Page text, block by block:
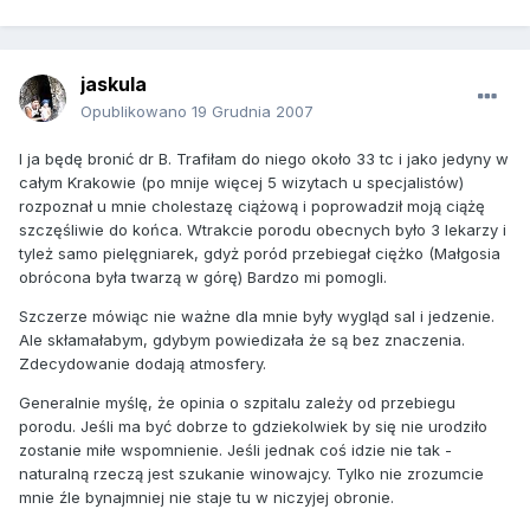
jaskula
Opublikowano 19 Grudnia 2007
I ja będę bronić dr B. Trafiłam do niego około 33 tc i jako jedyny w
całym Krakowie (po mnije więcej 5 wizytach u specjalistów)
rozpoznał u mnie cholestazę ciążową i poprowadził moją ciążę
szczęśliwie do końca. Wtrakcie porodu obecnych było 3 lekarzy i
tyleż samo pielęgniarek, gdyż poród przebiegał ciężko (Małgosia
obrócona była twarzą w górę) Bardzo mi pomogli.
Szczerze mówiąc nie ważne dla mnie były wygląd sal i jedzenie.
Ale skłamałabym, gdybym powiedizała że są bez znaczenia.
Zdecydowanie dodają atmosfery.
Generalnie myślę, że opinia o szpitalu zależy od przebiegu
porodu. Jeśli ma być dobrze to gdziekolwiek by się nie urodziło
zostanie miłe wspomnienie. Jeśli jednak coś idzie nie tak -
naturalną rzeczą jest szukanie winowajcy. Tylko nie zrozumcie
mnie źle bynajmniej nie staje tu w niczyjej obronie.